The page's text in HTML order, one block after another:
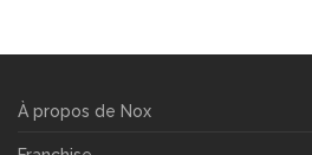
À propos de Nox